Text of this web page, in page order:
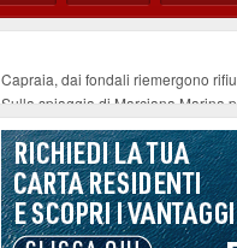
Capraia, dai fondali riemergono
Sulla spiaggia di Marciana Marina
Rotta Elba–Bali: il viaggio
Il 9 e 11 agosto, due passeggiate
Danilo Casali, marinaio decorato